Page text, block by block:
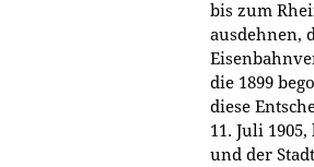
bis zum
ausdehnen,
die 1899
diese
11. Juli
und der